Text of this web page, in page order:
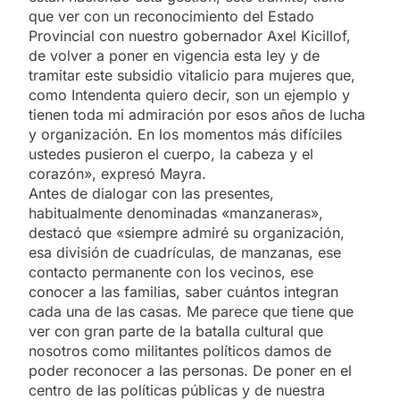
que ver con un reconocimiento del Estado
Provincial con nuestro gobernador Axel Kicillof,
de volver a poner en vigencia esta ley y de
tramitar este subsidio vitalicio para mujeres que,
como Intendenta quiero decir, son un ejemplo y
tienen toda mi admiración por esos años de lucha
y organización. En los momentos más difíciles
ustedes pusieron el cuerpo, la cabeza y el
corazón», expresó Mayra.
Antes de dialogar con las presentes,
habitualmente denominadas «manzaneras»,
destacó que «siempre admiré su organización,
esa división de cuadrículas, de manzanas, ese
contacto permanente con los vecinos, ese
conocer a las familias, saber cuántos integran
cada una de las casas. Me parece que tiene que
ver con gran parte de la batalla cultural que
nosotros como militantes políticos damos de
poder reconocer a las personas. De poner en el
centro de las políticas públicas y de nuestra